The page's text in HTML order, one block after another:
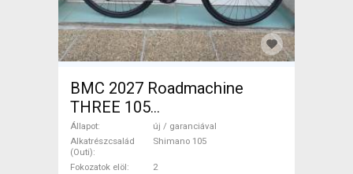
BMC 2027 Roadmachine
THREE 105
(47,51,54,56,58,61) Országúti
Shimano 105 tárcsafék új /
garanciával ELADÓ
Állapot
új / garanciával
Alkatrészcsalád
(Outi)
Shimano 105
Fokozatok elöl
2